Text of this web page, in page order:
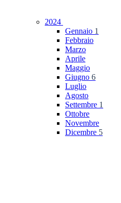
2024
Gennaio 1
Febbraio
Marzo
Aprile
Maggio
Giugno 6
Luglio
Agosto
Settembre 1
Ottobre
Novembre
Dicembre 5